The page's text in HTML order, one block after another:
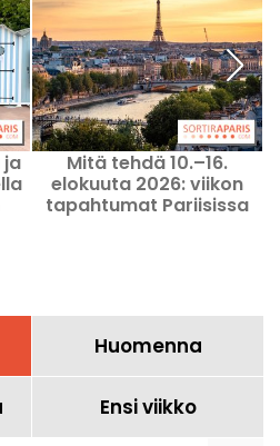
ja
Mitä tehdä 10.–16.
elokuuta 2026: viikon
tapahtumat Pariisissa
Huomenna
Ensi viikko